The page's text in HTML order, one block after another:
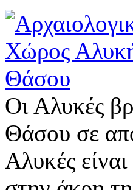
Οι Αλυκές
Θάσου σε
Αλυκές